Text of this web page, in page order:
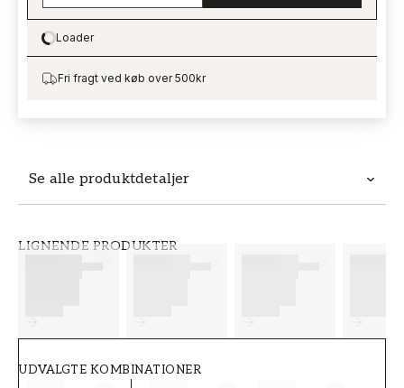
Se alle produktdetaljer
LIGNENDE PRODUKTER
UDVALGTE KOMBINATIONER
Loading…
Loader
Fri fragt ved køb over 500kr